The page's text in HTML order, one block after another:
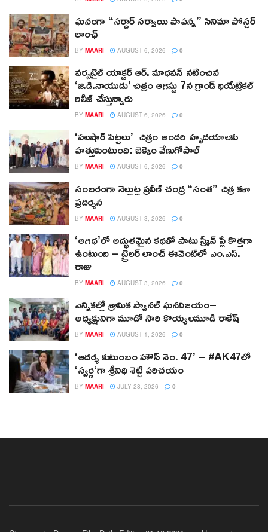
ఘనంగా “సర్దార్ సర్వాయి పాపన్న” సినిమా పోస్టర్
లాంఛ్
BY MAARI AUGUST 6, 2026 0
వర్సటైల్ యాక్టర్ ఆర్‌. మాధవన్‌ నటించిన
‘జి.డి.నాయుడు’ చిత్రం ఆగస్టు 7న గ్రాండ్ థియేట్రికల్
రిలీజ్ చేస్తున్నారు
BY MAARI AUGUST 6, 2026 0
‘హుషార్‌ పిట్టలు’ చిత్రం అందరి హృదయాలకు
హత్తుకుంటుంది: బెక్కెం వేణుగోపాల్‌
BY MAARI AUGUST 6, 2026 0
సంబరంగా నెల్లుట్ల ప్రవీణ్ చంద్ర “సంత” చిత్ర కళా
ప్రదర్శన
BY MAARI AUGUST 3, 2026 0
‘అగధ’లో అద్భుతమైన కథతో పాటు స్క్రీన్ ప్లే కొత్తగా
ఉంటుంది – ట్రైలర్ లాంచ్ ఈవెంట్‌లో ఎం.ఎస్.
రాజు
BY MAARI AUGUST 3, 2026 0
ఎన్నికల్లో శ్రామిక ప్యానల్‌ ఘనవిజయం–
అధ్యక్షునిగా మూడో సారి కొయ్యలమూడి రాకేష్‌
BY MAARI AUGUST 1, 2026 0
‘ఆదర్శ కుటుంబం హౌస్ నెం. 47’ – #AK47లో
‘స్వర్ణ‘గా శ్రీనిధి శెట్టి పరిచయం
BY MAARI JULY 28, 2026 0